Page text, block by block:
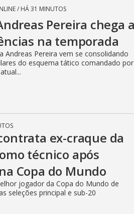
/ HÁ 31 MINUTOS
Pereira chega a
na temporada
Andreas Pereira vem se consolidando
do esquema tático comandado por
ex-craque da
técnico após
Copa do Mundo
jogador da Copa do Mundo de
seleções principal e sub-20